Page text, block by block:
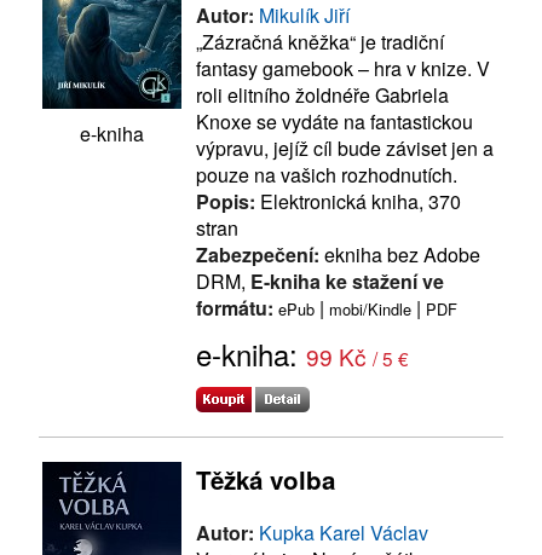
e-kniha
Autor: Mikulík Jiří
„Zázračná kněžka“ je tradiční
fantasy gamebook – hra v knize. V
roli elitního žoldnéře Gabriela
Knoxe se vydáte na fantastickou
výpravu, jejíž cíl bude záviset jen a
pouze na vašich rozhodnutích.
Popis: Elektronická kniha, 370
stran
Zabezpečení: ekniha bez Adobe
DRM, E-kniha ke stažení ve
formátu: ePub | mobi/Kindle | PDF
e-kniha: 99 Kč / 5 €
Těžká volba
Autor: Kupka Karel Václav